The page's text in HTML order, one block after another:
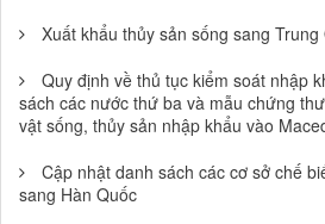
Xuất khẩu thủy sản sống sang Trung
Quy định về thủ tục kiểm soát nhập
sách các nước thứ ba và mẫu chứng
vật sống, thủy sản nhập khẩu vào
Cập nhật danh sách các cơ sở chế
sang Hàn Quốc